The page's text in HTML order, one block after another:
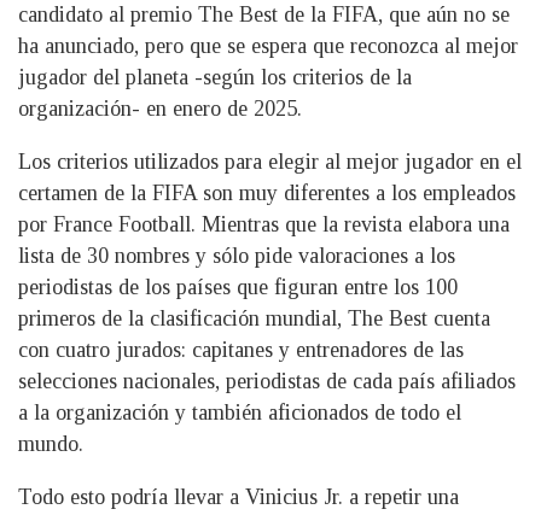
candidato al premio The Best de la FIFA, que aún no se
ha anunciado, pero que se espera que reconozca al mejor
jugador del planeta -según los criterios de la
organización- en enero de 2025.
Los criterios utilizados para elegir al mejor jugador en el
certamen de la FIFA son muy diferentes a los empleados
por France Football. Mientras que la revista elabora una
lista de 30 nombres y sólo pide valoraciones a los
periodistas de los países que figuran entre los 100
primeros de la clasificación mundial, The Best cuenta
con cuatro jurados: capitanes y entrenadores de las
selecciones nacionales, periodistas de cada país afiliados
a la organización y también aficionados de todo el
mundo.
Todo esto podría llevar a Vinicius Jr. a repetir una